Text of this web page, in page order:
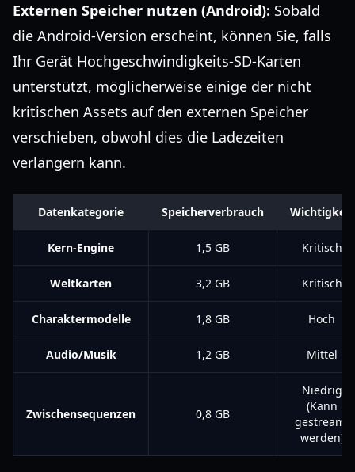
Externen Speicher nutzen (Android): Sobald
die Android-Version erscheint, können Sie, falls
Ihr Gerät Hochgeschwindigkeits-SD-Karten
unterstützt, möglicherweise einige der nicht
kritischen Assets auf den externen Speicher
verschieben, obwohl dies die Ladezeiten
verlängern kann.
Datenkategorie Speicherverbrauch Wichtigkeit
Kern-Engine 1,5 GB Kritisch
Weltkarten 3,2 GB Kritisch
Charaktermodelle 1,8 GB Hoch
Audio/Musik 1,2 GB Mittel
Zwischensequenzen 0,8 GB
Niedrig
(Kann
gestreamt
werden)